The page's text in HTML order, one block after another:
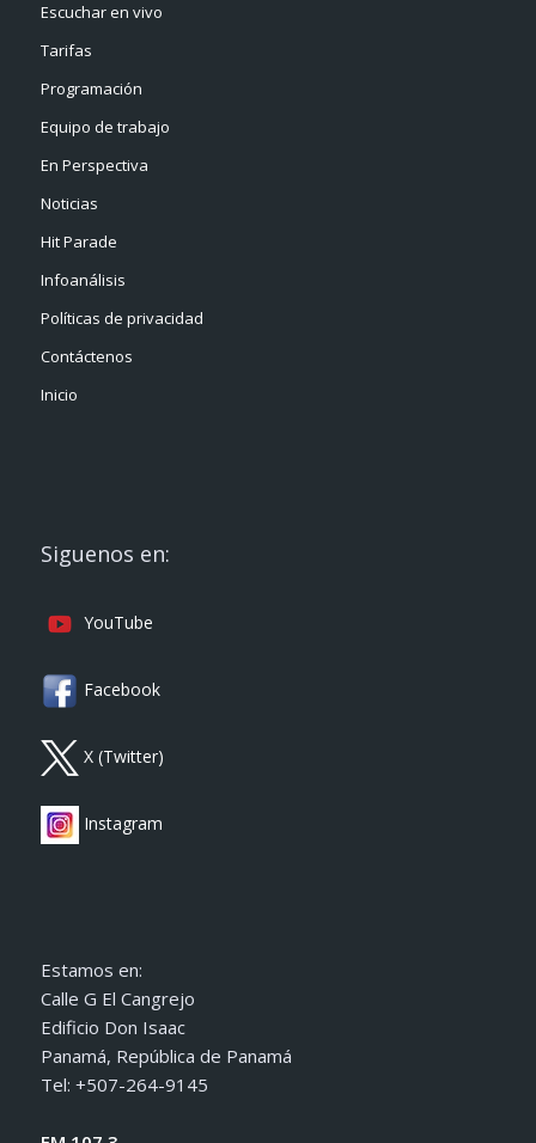
Escuchar en vivo
Tarifas
Programación
Equipo de trabajo
En Perspectiva
Noticias
Hit Parade
Infoanálisis
Políticas de privacidad
Contáctenos
Inicio
Siguenos en:
YouTube
Facebook
X (Twitter)
Instagram
Estamos en:
Calle G El Cangrejo
Edificio Don Isaac
Panamá, República de Panamá
Tel: +507-264-9145